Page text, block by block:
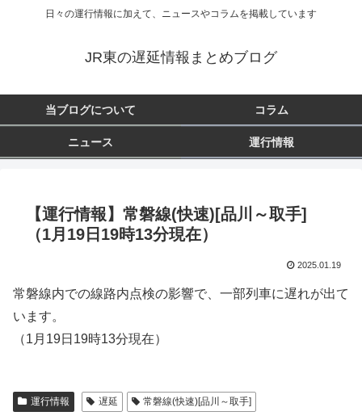
日々の運行情報に加えて、ニュースやコラムを掲載しています
JR東の遅延情報まとめブログ
当ブログについて コラム
ニュース 運行情報
【運行情報】常磐線(快速)[品川～取手]
（1月19日19時13分現在）
2025.01.19
常磐線内での線路内点検の影響で、一部列車に遅れが出て
います。
（1月19日19時13分現在）
運行情報 遅延 常磐線(快速)[品川～取手]